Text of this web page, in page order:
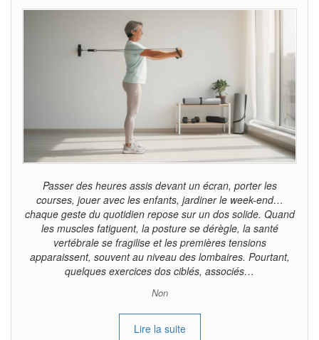
Passer des heures assis devant un écran, porter les
courses, jouer avec les enfants, jardiner le week-end…
chaque geste du quotidien repose sur un dos solide. Quand
les muscles fatiguent, la posture se dérègle, la santé
vertébrale se fragilise et les premières tensions
apparaissent, souvent au niveau des lombaires. Pourtant,
quelques exercices dos ciblés, associés…
Non
Lire la suite